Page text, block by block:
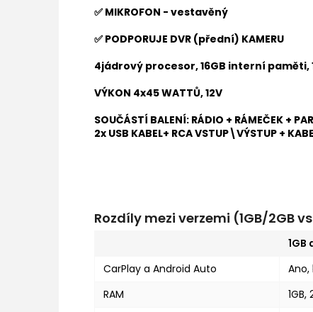
✅ MIKROFON - vestavěný
✅ PODPORUJE DVR (přední) KAMERU
4jádrový procesor, 16GB interní paměti,
VÝKON 4x45 WATTŮ, 12V
SOUČÁSTÍ BALENÍ: RÁDIO + RÁMEČEK +
2x USB KABEL+ RCA VSTUP\VÝSTUP +
Rozdíly mezi verzemi (1GB/2GB
1GB
CarPlay a Android Auto
RAM
1GB,